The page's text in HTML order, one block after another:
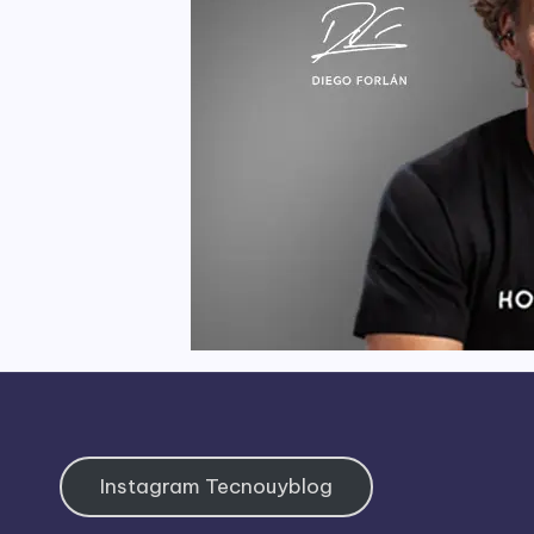
Instagram Tecnouyblog